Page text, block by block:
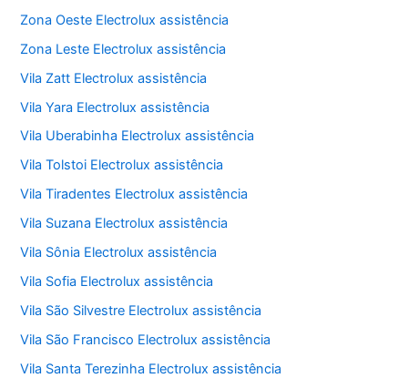
Zona Oeste Electrolux assistência
Zona Leste Electrolux assistência
Vila Zatt Electrolux assistência
Vila Yara Electrolux assistência
Vila Uberabinha Electrolux assistência
Vila Tolstoi Electrolux assistência
Vila Tiradentes Electrolux assistência
Vila Suzana Electrolux assistência
Vila Sônia Electrolux assistência
Vila Sofia Electrolux assistência
Vila São Silvestre Electrolux assistência
Vila São Francisco Electrolux assistência
Vila Santa Terezinha Electrolux assistência